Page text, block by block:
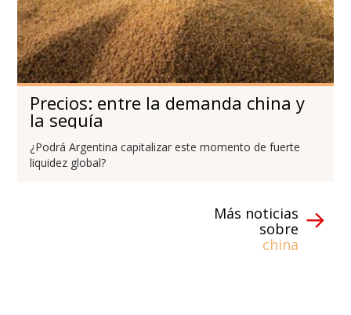
Precios: entre la demanda china y
la sequía
¿Podrá Argentina capitalizar este momento de fuerte
liquidez global?
Más noticias
sobre
china